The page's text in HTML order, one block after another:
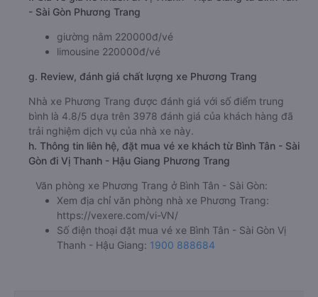
- Sài Gòn Phương Trang
giường nằm 220000đ/vé
limousine 220000đ/vé
g. Review, đánh giá chất lượng xe Phương Trang
Nhà xe Phương Trang được đánh giá với số điểm trung
bình là 4.8/5 dựa trên 3978 đánh giá của khách hàng đã
trải nghiệm dịch vụ của nhà xe này.
h. Thông tin liên hệ, đặt mua vé xe khách từ Bình Tân - Sài
Gòn đi Vị Thanh - Hậu Giang Phương Trang
Văn phòng xe Phương Trang ở Bình Tân - Sài Gòn:
Xem địa chỉ văn phòng nhà xe Phương Trang:
https://vexere.com/vi-VN/
Số điện thoại đặt mua vé xe Bình Tân - Sài Gòn Vị
Thanh - Hậu Giang: 1900 888684